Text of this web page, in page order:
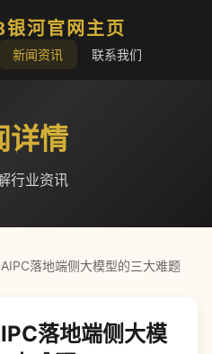
河官网主页
新闻资讯 联系我们
详情
行业资讯
落地端侧大模型的三大难题
落地端侧大模